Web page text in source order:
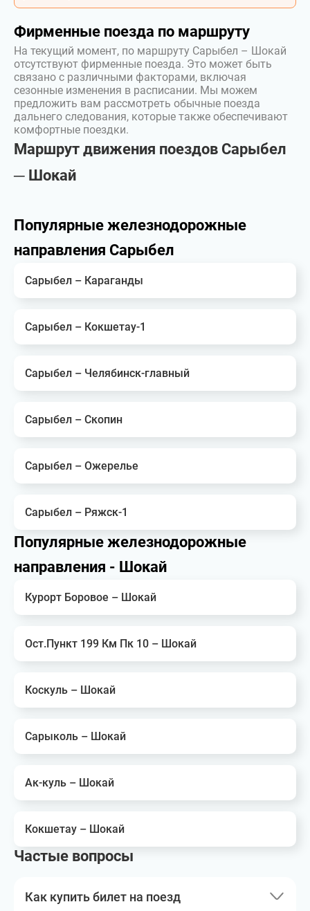
Фирменные поезда по маршруту
На текущий момент, по маршруту Сарыбел – Шокай
отсутствуют фирменные поезда. Это может быть
связано с различными факторами, включая
сезонные изменения в расписании. Мы можем
предложить вам рассмотреть обычные поезда
дальнего следования, которые также обеспечивают
комфортные поездки.
Маршрут движения поездов Сарыбел
─ Шокай
Популярные железнодорожные
направления Сарыбел
Сарыбел – Караганды
Сарыбел – Кокшетау-1
Сарыбел – Челябинск-главный
Сарыбел – Скопин
Сарыбел – Ожерелье
Сарыбел – Ряжск-1
Популярные железнодорожные
направления - Шокай
Курорт Боровое – Шокай
Ост.Пункт 199 Км Пк 10 – Шокай
Коскуль – Шокай
Сарыколь – Шокай
Ак-куль – Шокай
Кокшетау – Шокай
Частые вопросы
Как купить билет на поезд